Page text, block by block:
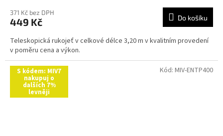
371 Kč bez DPH
449 Kč Do košíku
Teleskopická rukojeť v celkové délce 3,20 m v kvalitním provedení
v poměru cena a výkon.
S kódem: MIV7
nakupuj o
dalších 7%
levněji
Kód: MIV-ENTP400